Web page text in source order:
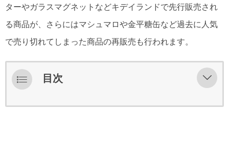
ターやガラスマグネットなどキデイランドで先行販売され
る商品が、さらにはマシュマロや金平糖缶など過去に人気
で売り切れてしまった商品の再販売も行われます。
目次